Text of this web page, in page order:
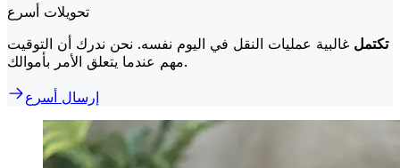
تحويلات أسرع
تكتمل غالبية عمليات النقل في اليوم نفسه. نحن ندرك أن التوقيت
مهم عندما يتعلق الأمر بأموالك.
إرسال أسرع